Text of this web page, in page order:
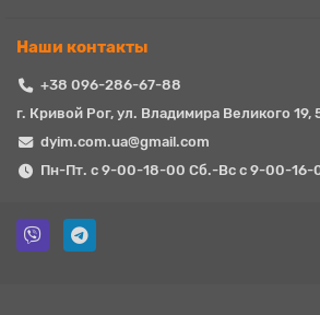
Наши контакты
+38 096-286-67-88
г. Кривой Рог, ул. Владимира Великого 19,
dyim.com.ua@gmail.com
Пн-Пт. с 9-00-18-00 Сб.-Вс с 9-00-16-